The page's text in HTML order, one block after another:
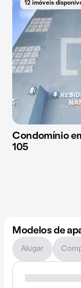
12 imóveis
Condomínio
105
Modelos de
Alugar